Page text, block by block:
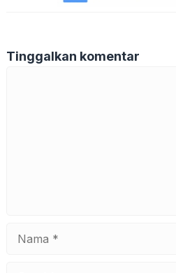
Tinggalkan komentar